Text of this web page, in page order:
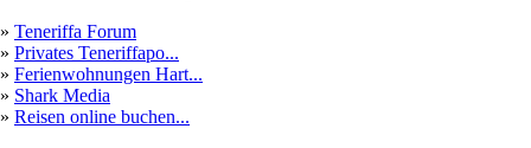
» Teneriffa Forum
» Privates Teneriffapo...
» Ferienwohnungen Hart...
» Shark Media
» Reisen online buchen...